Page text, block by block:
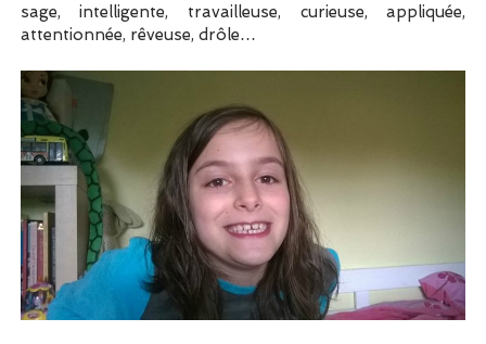
sage, intelligente, travailleuse, curieuse, appliquée,
attentionnée, rêveuse, drôle…